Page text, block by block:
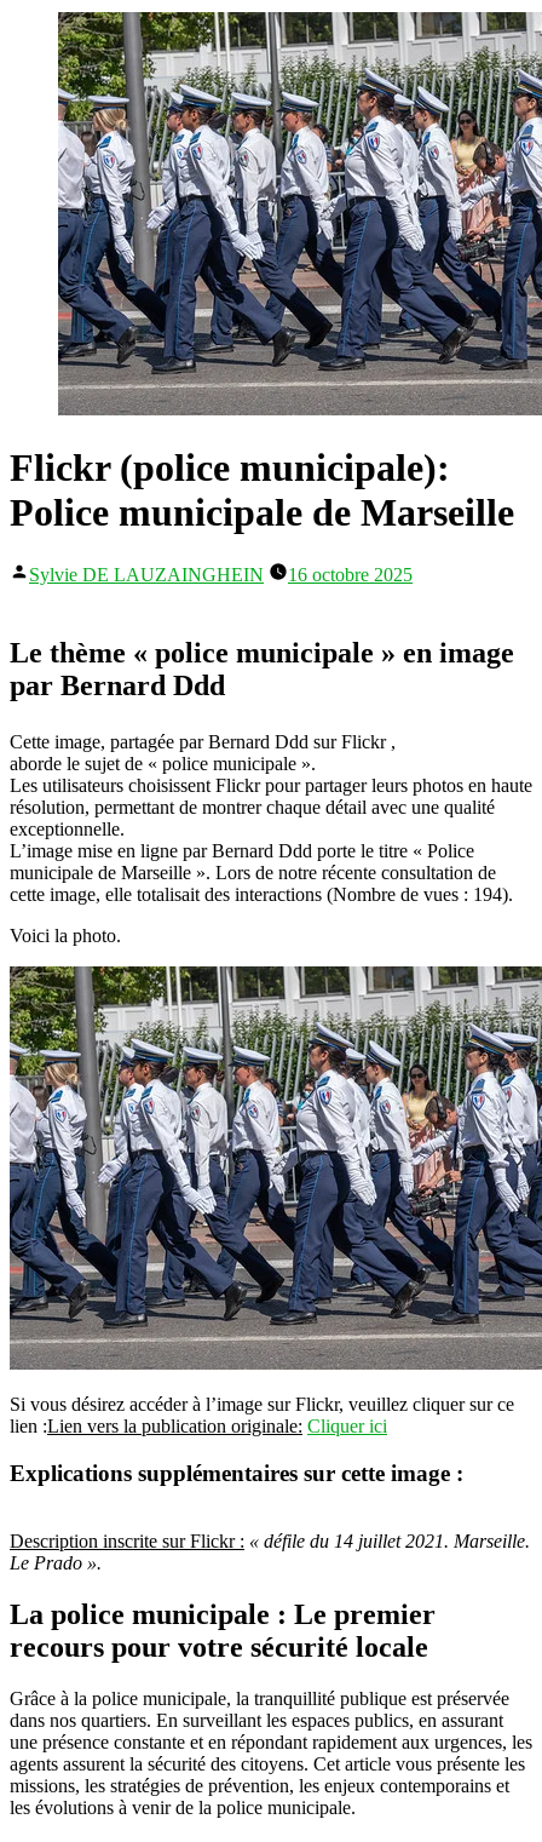
Flickr (police municipale):
Police municipale de Marseille
Publié
Sylvie DE LAUZAINGHEIN 16 octobre 2025
Le thème « police municipale » en image
par Bernard Ddd
Cette image, partagée par Bernard Ddd sur Flickr ,
aborde le sujet de « police municipale ».
Les utilisateurs choisissent Flickr pour partager leurs photos en haute
résolution, permettant de montrer chaque détail avec une qualité
exceptionnelle.
L’image mise en ligne par Bernard Ddd porte le titre « Police
municipale de Marseille ». Lors de notre récente consultation de
cette image, elle totalisait des interactions (Nombre de vues : 194).
Voici la photo.
Si vous désirez accéder à l’image sur Flickr, veuillez cliquer sur ce
lien :Lien vers la publication originale: Cliquer ici
Explications supplémentaires sur cette image :
Description inscrite sur Flickr : « défile du 14 juillet 2021. Marseille.
Le Prado ».
La police municipale : Le premier
recours pour votre sécurité locale
Grâce à la police municipale, la tranquillité publique est préservée
dans nos quartiers. En surveillant les espaces publics, en assurant
une présence constante et en répondant rapidement aux urgences, les
agents assurent la sécurité des citoyens. Cet article vous présente les
missions, les stratégies de prévention, les enjeux contemporains et
les évolutions à venir de la police municipale.